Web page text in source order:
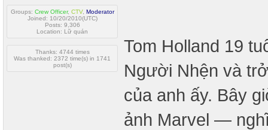
Groups: Crew Officer, CTV, Moderator
Joined: 10/20/2010(UTC)
Posts: 9,306
Location: Lữ quán
Thanks: 4744 times
Was thanked: 2372 time(s) in 1741
post(s)
Tom Holland 19
Người Nhện và
của anh ấy. Bây
ảnh Marvel —